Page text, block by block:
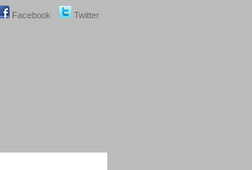
Twitter
Facebook